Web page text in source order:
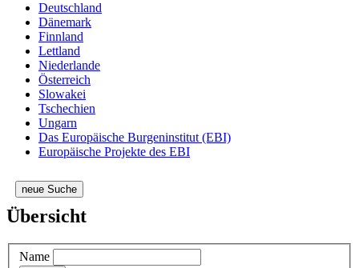
Deutschland
Dänemark
Finnland
Lettland
Niederlande
Österreich
Slowakei
Tschechien
Ungarn
Das Europäische Burgeninstitut (EBI)
Europäische Projekte des EBI
neue Suche
Übersicht
Name